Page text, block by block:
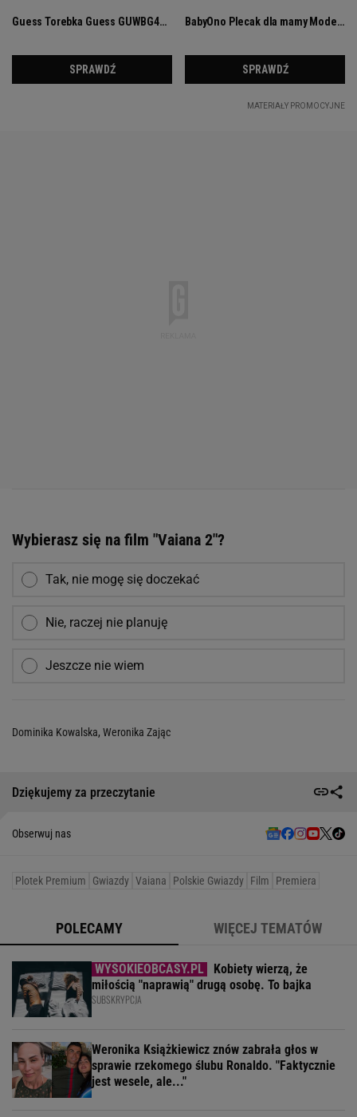
Wybierasz się na film "Vaiana 2"?
Tak, nie mogę się doczekać
Nie, raczej nie planuję
Jeszcze nie wiem
Dominika Kowalska, Weronika Zając
Dziękujemy za przeczytanie
Obserwuj nas
Plotek Premium Gwiazdy Vaiana Polskie Gwiazdy Film Premiera
POLECAMY WIĘCEJ TEMATÓW
Kobiety wierzą, że
miłością "naprawią" drugą osobę. To bajka
SUBSKRYPCJA
Weronika Książkiewicz znów zabrała głos w
sprawie rzekomego ślubu Ronaldo. "Faktycznie
jest wesele, ale..."